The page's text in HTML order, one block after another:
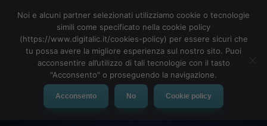
MENU
Noi e alcuni partner selezionati utilizziamo cookie o tecnologie
simili come specificato nella cookie policy
(https://www.digitalic.it/cookies-policy) per essere sicuri che
tu possa avere la migliore esperienza sul nostro sito. Puoi
acconsentire all’utilizzo di tali tecnologie con il tasto
"Acconsento" o proseguendo la navigazione.
Acconsento No Cookie policy